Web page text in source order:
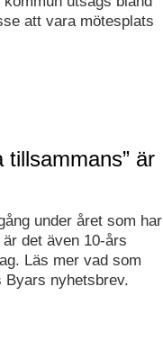
att vara mötesplats
tillsammans” är
under året som har
det även 10-års
Läs mer vad som
Byars nyhetsbrev.